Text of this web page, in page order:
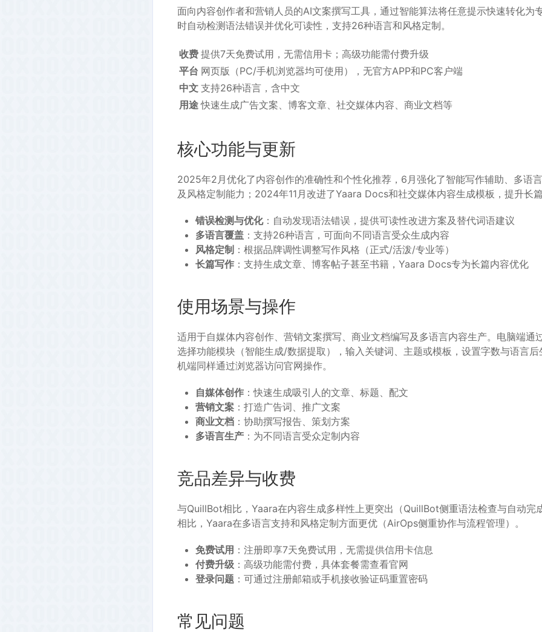
面向内容创作者和营销人员的AI文案撰写工具，通过智能算法将任意提示快速转化为
时自动检测语法错误并优化可读性，支持26种语言和风格定制。
收费 提供7天免费试用，无需信用卡；高级功能需付费升级
平台 网页版（PC/手机浏览器均可使用），无官方APP和PC客户端
中文 支持26种语言，含中文
用途 快速生成广告文案、博客文章、社交媒体内容、商业文档等
核心功能与更新
2025年2月优化了内容创作的准确性和个性化推荐，6月强化了智能写作辅助、多语
及风格定制能力；2024年11月改进了Yaara Docs和社交媒体内容生成模板，提升长
错误检测与优化：自动发现语法错误，提供可读性改进方案及替代词语建议
多语言覆盖 ：支持26种语言，可面向不同语言受众生成内容
风格定制 ：根据品牌调性调整写作风格（正式/活泼/专业等）
长篇写作 ：支持生成文章、博客帖子甚至书籍，Yaara Docs专为长篇内容优化
使用场景与操作
适用于自媒体内容创作、营销文案撰写、商业文档编写及多语言内容生产。电脑端通
选择功能模块（智能生成/数据提取），输入关键词、主题或模板，设置字数与语言
机端同样通过浏览器访问官网操作。
自媒体创作 ：快速生成吸引人的文章、标题、配文
营销文案 ：打造广告词、推广文案
商业文档 ：协助撰写报告、策划方案
多语言生产 ：为不同语言受众定制内容
竞品差异与收费
与QuillBot相比，Yaara在内容生成多样性上更突出（QuillBot侧重语法检查与自动完
相比，Yaara在多语言支持和风格定制方面更优（AirOps侧重协作与流程管理）。
免费试用 ：注册即享7天免费试用，无需提供信用卡信息
付费升级 ：高级功能需付费，具体套餐需查看官网
登录问题 ：可通过注册邮箱或手机接收验证码重置密码
常见问题